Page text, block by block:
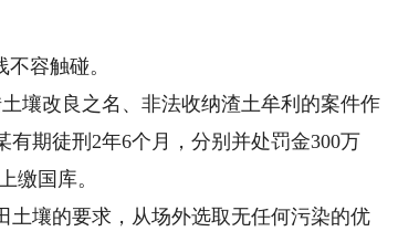
容触碰。
改良之名、非法收纳渣土牟利的案件作
期徒刑2年6个月，分别并处罚金300万
缴国库。
壤的要求，从场外选取无任何污染的优